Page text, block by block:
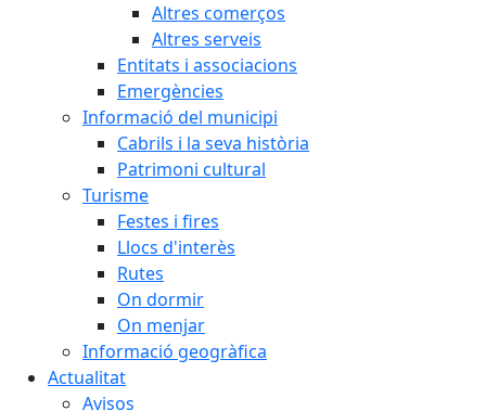
Altres comerços
Altres serveis
Entitats i associacions
Emergències
Informació del municipi
Cabrils i la seva història
Patrimoni cultural
Turisme
Festes i fires
Llocs d'interès
Rutes
On dormir
On menjar
Informació geogràfica
Actualitat
Avisos